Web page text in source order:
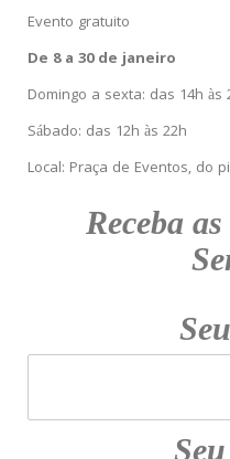
Evento gratuito
De 8 a 30 de janeiro
Domingo a sexta: das 14h às
Sábado: das 12h às 22h
Local: Praça de Eventos, do
Receba